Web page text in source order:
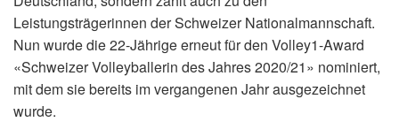
Leistungsträgerinnen der Schweizer Nationalmannschaft.
Nun wurde die 22-Jährige erneut für den Volley1-Award
«Schweizer Volleyballerin des Jahres 2020/21» nominiert,
mit dem sie bereits im vergangenen Jahr ausgezeichnet
wurde.